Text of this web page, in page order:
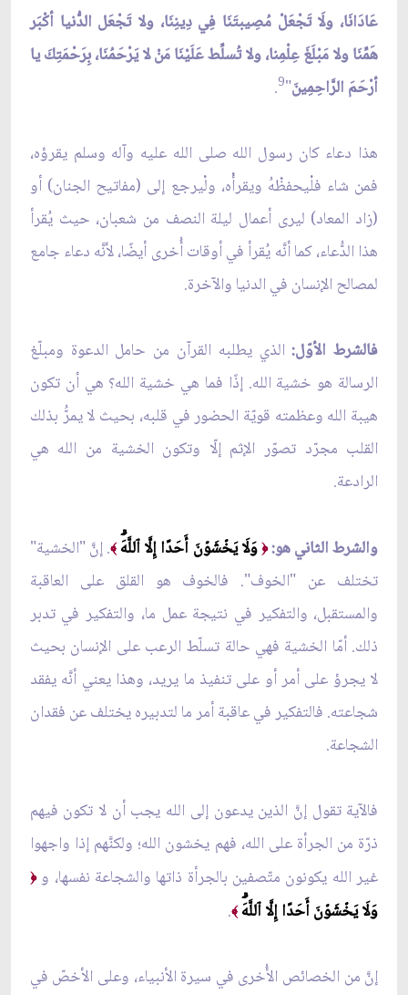
عَادَانَا، ولَا تَجْعَلْ مُصِيبتَنَا فِي دِينِنَا، ولا تَجْعَل الدُّنيا أكْبَر
هَمِّنَا ولا مَبْلَغَ عِلْمِنا، ولا تُسلِّط عَلَيْنَا مَنْ لا يَرْحَمُنَا، بِرَحْمَتِكَ يا
أرْحَمَ الرَّاحِمِينَ"
9
.
هذا دعاء كان رسول الله صلى الله عليه وآله وسلم يقرؤه،
فمن شاء فلْيحفظْهُ ويقرأْه، ولْيرجع إلى (مفاتيح الجنان) أو
(زاد المعاد) ليرى أعمال ليلة النصف من شعبان، حيث يُقرأ
هذا الدُّعاء، كما أنَّه يُقرأ في أوقات أُخرى أيضًا، لأنَّه دعاء جامع
لمصالح الإنسان في الدنيا والآخرة.
فالشرط الأوّل:الذي يطلبه القرآن من حامل الدعوة ومبلّغ
الرسالة هو خشية الله. إذًا فما هي خشية الله؟ هي أن تكون
هيبة الله وعظمته قويّة الحضور في قلبه، بحيث لا يمرُّ بذلك
القلب مجرّد تصوّر الإثم إلّا وتكون الخشية من الله هي
الرادعة.
والشرط الثاني هو:﴿ وَلَا يَخۡشَوۡنَ أَحَدًا إِلَّا ٱللَّهَۗ﴾. إنَّ "الخشية"
تختلف عن "الخوف". فالخوف هو القلق على العاقبة
والمستقبل، والتفكير في نتيجة عمل ما، والتفكير في تدبر
ذلك. أمّا الخشية فهي حالة تسلّط الرعب على الإنسان بحيث
لا يجرؤ على أمر أو على تنفيذ ما يريد، وهذا يعني أنَّه يفقد
شجاعته. فالتفكير في عاقبة أمر ما لتدبيره يختلف عن فقدان
الشجاعة.
فالآية تقول إنَّ الذين يدعون إلى الله يجب أن لا تكون فيهم
ذرّة من الجرأة على الله، فهم يخشون الله؛ ولكنَّهم إذا واجهوا
غير الله يكونون متّصفين بالجرأة ذاتها والشجاعة نفسها، و ﴿
وَلَا يَخۡشَوۡنَ أَحَدًا إِلَّا ٱللَّهَۗ﴾.
إنَّ من الخصائص الأُخرى في سيرة الأنبياء، وعلى الأخصّ في